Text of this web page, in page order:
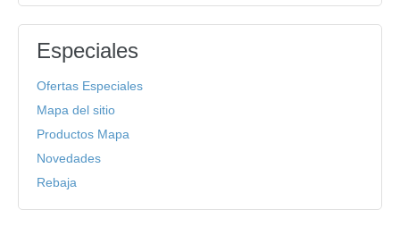
Especiales
Ofertas Especiales
Mapa del sitio
Productos Mapa
Novedades
Rebaja